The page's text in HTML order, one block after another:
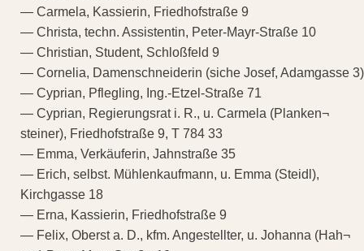
— Carmela, Kassierin, Friedhofstraße 9
— Christa, techn. Assistentin, Peter-Mayr-Straße 10
— Christian, Student, Schloßfeld 9
— Cornelia, Damenschneiderin (siche Josef, Adamgasse 3)
— Cyprian, Pflegling, Ing.-Etzel-Straße 71
— Cyprian, Regierungsrat i. R., u. Carmela (Planken¬
steiner), Friedhofstraße 9, T 784 33
— Emma, Verkäuferin, Jahnstraße 35
— Erich, selbst. Mühlenkaufmann, u. Emma (Steidl),
Kirchgasse 18
— Erna, Kassierin, Friedhofstraße 9
— Felix, Oberst a. D., kfm. Angestellter, u. Johanna (Hah¬